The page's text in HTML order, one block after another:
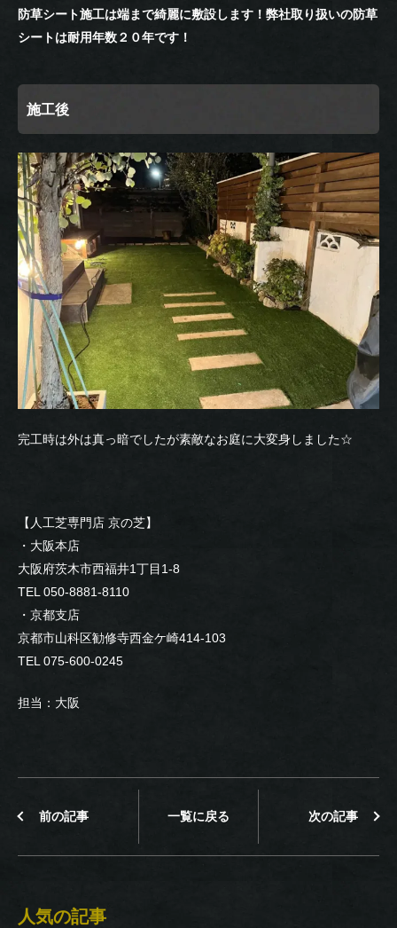
防草シート施工は端まで綺麗に敷設します！弊社取り扱いの防草
シートは耐用年数２０年です！
施工後
完工時は外は真っ暗でしたが素敵なお庭に大変身しました☆
【人工芝専門店 京の芝】
・大阪本店
大阪府茨木市西福井1丁目1-8
TEL 050-8881-8110
・京都支店
京都市山科区勧修寺西金ケ崎414-103
TEL 075-600-0245
担当：大阪
前の記事 一覧に戻る 次の記事
人気の記事